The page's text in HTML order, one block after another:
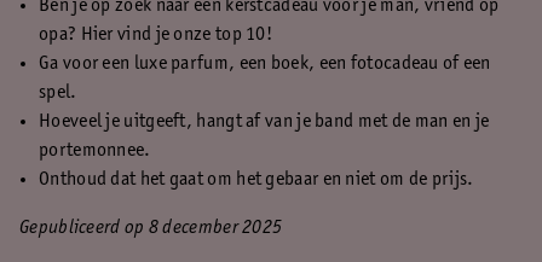
Ben je op zoek naar een kerstcadeau voor je man, vriend op
opa? Hier vind je onze top 10!
Ga voor een luxe parfum, een boek, een fotocadeau of een
spel.
Hoeveel je uitgeeft, hangt af van je band met de man en je
portemonnee.
Onthoud dat het gaat om het gebaar en niet om de prijs.
Gepubliceerd op 8 december 2025